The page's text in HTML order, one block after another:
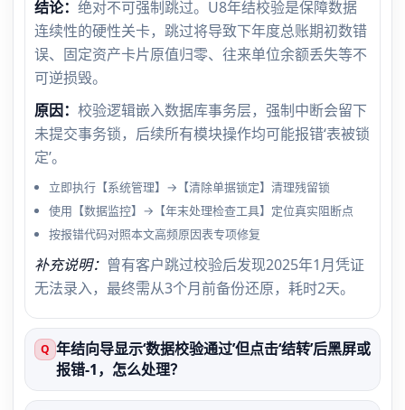
结论： 绝对不可强制跳过。U8年结校验是保障数据
连续性的硬性关卡，跳过将导致下年度总账期初数错
误、固定资产卡片原值归零、往来单位余额丢失等不
可逆损毁。
原因： 校验逻辑嵌入数据库事务层，强制中断会留下
未提交事务锁，后续所有模块操作均可能报错‘表被锁
定’。
立即执行【系统管理】→【清除单据锁定】清理残留锁
使用【数据监控】→【年末处理检查工具】定位真实阻断点
按报错代码对照本文高频原因表专项修复
补充说明： 曾有客户跳过校验后发现2025年1月凭证
无法录入，最终需从3个月前备份还原，耗时2天。
Q 年结向导显示‘数据校验通过’但点击‘结转’后黑屏或
报错-1，怎么处理？